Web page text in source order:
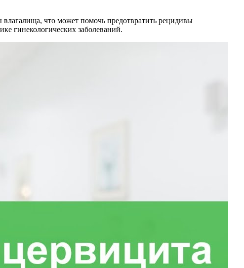
что может помочь предотвратить рецидивы
гинекологических заболеваний.